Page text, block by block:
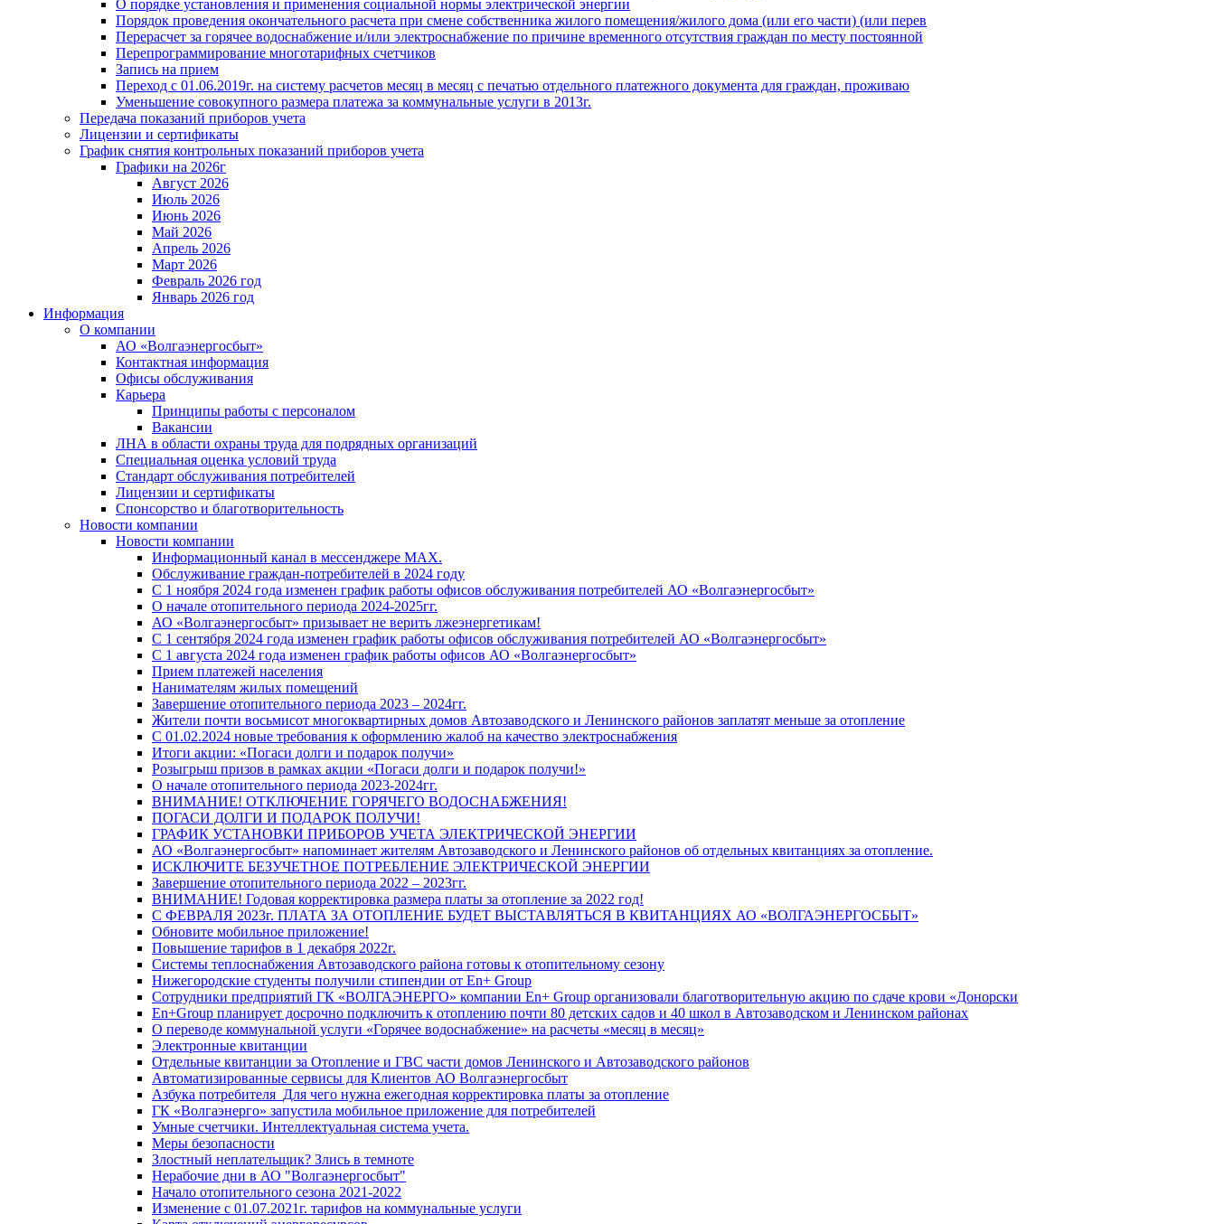
О порядке установления и применения социальной нормы электрической энергии
Порядок проведения окончательного расчета при смене собственника жилого помещения/жилого дома (или его части) (или перев
Перерасчет за горячее водоснабжение и/или электроснабжение по причине временного отсутствия граждан по месту постоянной
Перепрограммирование многотарифных счетчиков
Запись на прием
Переход с 01.06.2019г. на систему расчетов месяц в месяц с печатью отдельного платежного документа для граждан, проживаю
Уменьшение совокупного размера платежа за коммунальные услуги в 2013г.
Передача показаний приборов учета
Лицензии и сертификаты
График снятия контрольных показаний приборов учета
Графики на 2026г
Август 2026
Июль 2026
Июнь 2026
Май 2026
Апрель 2026
Март 2026
Февраль 2026 год
Январь 2026 год
Информация
О компании
АО «Волгаэнергосбыт»
Контактная информация
Офисы обслуживания
Карьера
Принципы работы с персоналом
Вакансии
ЛНА в области охраны труда для подрядных организаций
Специальная оценка условий труда
Стандарт обслуживания потребителей
Лицензии и сертификаты
Спонсорство и благотворительность
Новости компании
Новости компании
Информационный канал в мессенджере MAX.
Обслуживание граждан-потребителей в 2024 году
С 1 ноября 2024 года изменен график работы офисов обслуживания потребителей АО «Волгаэнергосбыт»
О начале отопительного периода 2024-2025гг.
АО «Волгаэнергосбыт» призывает не верить лжеэнергетикам!
С 1 сентября 2024 года изменен график работы офисов обслуживания потребителей АО «Волгаэнергосбыт»
С 1 августа 2024 года изменен график работы офисов АО «Волгаэнергосбыт»
Прием платежей населения
Нанимателям жилых помещений
Завершение отопительного периода 2023 – 2024гг.
Жители почти восьмисот многоквартирных домов Автозаводского и Ленинского районов заплатят меньше за отопление
С 01.02.2024 новые требования к оформлению жалоб на качество электроснабжения
Итоги акции: «Погаси долги и подарок получи»
Розыгрыш призов в рамках акции «Погаси долги и подарок получи!»
О начале отопительного периода 2023-2024гг.
ВНИМАНИЕ! ОТКЛЮЧЕНИЕ ГОРЯЧЕГО ВОДОСНАБЖЕНИЯ!
ПОГАСИ ДОЛГИ И ПОДАРОК ПОЛУЧИ!
ГРАФИК УСТАНОВКИ ПРИБОРОВ УЧЕТА ЭЛЕКТРИЧЕСКОЙ ЭНЕРГИИ
АО «Волгаэнергосбыт» напоминает жителям Автозаводского и Ленинского районов об отдельных квитанциях за отопление.
ИСКЛЮЧИТЕ БЕЗУЧЕТНОЕ ПОТРЕБЛЕНИЕ ЭЛЕКТРИЧЕСКОЙ ЭНЕРГИИ
Завершение отопительного периода 2022 – 2023гг.
ВНИМАНИЕ! Годовая корректировка размера платы за отопление за 2022 год!
С ФЕВРАЛЯ 2023г. ПЛАТА ЗА ОТОПЛЕНИЕ БУДЕТ ВЫСТАВЛЯТЬСЯ В КВИТАНЦИЯХ АО «ВОЛГАЭНЕРГОСБЫТ»
Обновите мобильное приложение!
Повышение тарифов в 1 декабря 2022г.
Системы теплоснабжения Автозаводского района готовы к отопительному сезону
Нижегородские студенты получили стипендии от En+ Group
Сотрудники предприятий ГК «ВОЛГАЭНЕРГО» компании En+ Group организовали благотворительную акцию по сдаче крови «Донорски
En+Group планирует досрочно подключить к отоплению почти 80 детских садов и 40 школ в Автозаводском и Ленинском районах
О переводе коммунальной услуги «Горячее водоснабжение» на расчеты «месяц в месяц»
Электронные квитанции
Отдельные квитанции за Отопление и ГВС части домов Ленинского и Автозаводского районов
Автоматизированные сервисы для Клиентов АО Волгаэнергосбыт
Азбука потребителя_Для чего нужна ежегодная корректировка платы за отопление
ГК «Волгаэнерго» запустила мобильное приложение для потребителей
Умные счетчики. Интеллектуальная система учета.
Меры безопасности
Злостный неплательщик? Злись в темноте
Нерабочие дни в АО "Волгаэнергосбыт"
Начало отопительного сезона 2021-2022
Изменение с 01.07.2021г. тарифов на коммунальные услуги